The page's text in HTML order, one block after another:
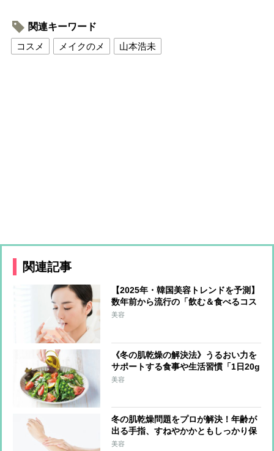
関連キーワード
コスメ
メイクのメ 山本浩未
関連記事
【2025年・韓国美容トレンドを予測】
数年前から流行の「飲む＆食べるコス
メ」が日本上陸か 最注目は上あごに
美容
《冬の肌乾燥の解決法》うるおい力を
サポートする食事や生活習慣「1日20g
の油脂を」「外出時はマスクで保湿」
美容
冬の肌乾燥問題をプロが解決！年齢が
出る手指、すねやかかともしっかり保
湿「調理中はこまめに手を拭く」のも
美容